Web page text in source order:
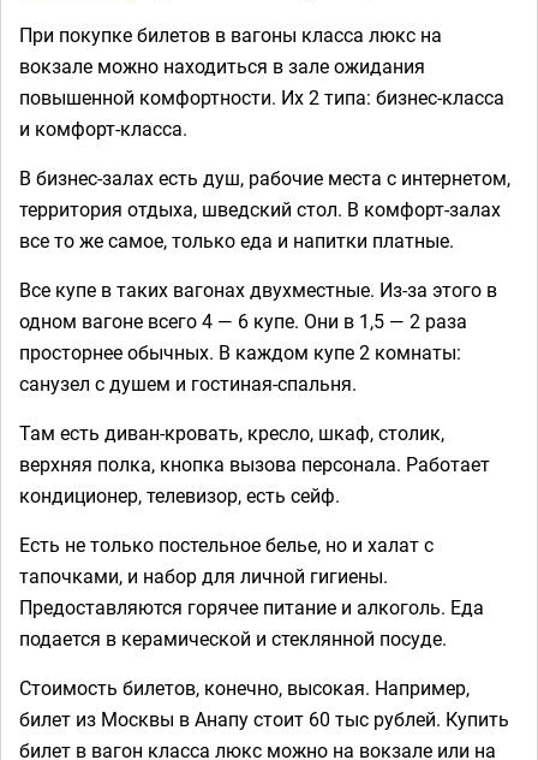
При покупке билетов в вагоны класса люкс на
вокзале можно находиться в зале ожидания
повышенной комфортности. Их 2 типа: бизнес-класса
и комфорт-класса.
В бизнес-залах есть душ, рабочие места с интернетом,
территория отдыха, шведский стол. В комфорт-залах
все то же самое, только еда и напитки платные.
Все купе в таких вагонах двухместные. Из-за этого в
одном вагоне всего 4 — 6 купе. Они в 1,5 — 2 раза
просторнее обычных. В каждом купе 2 комнаты:
санузел с душем и гостиная-спальня.
Там есть диван-кровать, кресло, шкаф, столик,
верхняя полка, кнопка вызова персонала. Работает
кондиционер, телевизор, есть сейф.
Есть не только постельное белье, но и халат с
тапочками, и набор для личной гигиены.
Предоставляются горячее питание и алкоголь. Еда
подается в керамической и стеклянной посуде.
Стоимость билетов, конечно, высокая. Например,
билет из Москвы в Анапу стоит 60 тыс рублей. Купить
билет в вагон класса люкс можно на вокзале или на